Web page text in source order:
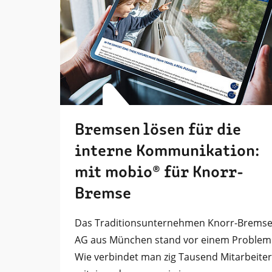
Bremsen lösen für die
interne Kommunikation:
mit mobio® für Knorr-
Bremse
Das Traditionsunternehmen Knorr­-Bremse
AG aus München stand vor einem
Wie verbindet man zig Tausend Mitarbeiter